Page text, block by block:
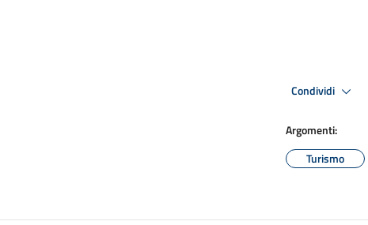
Condividi
Argomenti:
Turismo